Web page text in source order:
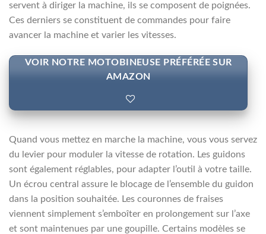
servent à diriger la machine, ils se composent de poignées.
Ces derniers se constituent de commandes pour faire
avancer la machine et varier les vitesses.
VOIR NOTRE MOTOBINEUSE PRÉFÉRÉE SUR
AMAZON
Quand vous mettez en marche la machine, vous vous servez
du levier pour moduler la vitesse de rotation. Les guidons
sont également réglables, pour adapter l’outil à votre taille.
Un écrou central assure le blocage de l’ensemble du guidon
dans la position souhaitée. Les couronnes de fraises
viennent simplement s’emboîter en prolongement sur l’axe
et sont maintenues par une goupille. Certains modèles se